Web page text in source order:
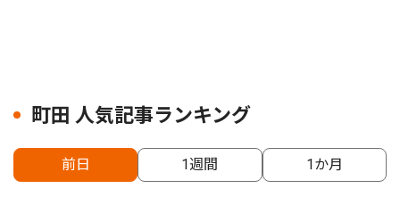
町田 人気記事ランキング
前日 1週間 1か月